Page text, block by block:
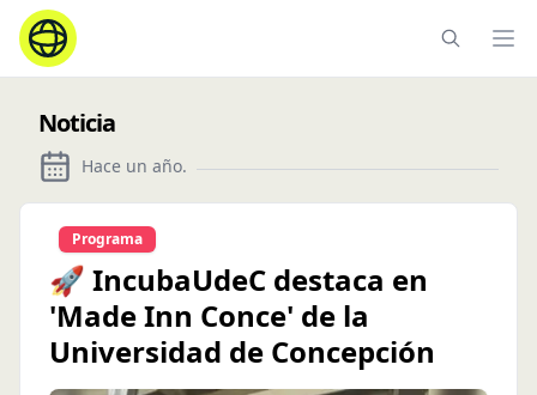
Noticia
Hace un año.
Programa
🚀 IncubaUdeC destaca en
'Made Inn Conce' de la
Universidad de Concepción